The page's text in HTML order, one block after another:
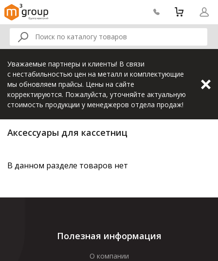
Уважаемые партнеры и клиенты! В связи
с нестабильностью цен на металл и комплектующие
мы обновляем прайсы. Цены на сайте
корректируются. Пожалуйста, уточняйте актуальную
стоимость продукции у менеджеров отдела продаж!
Аксессуары для кассетниц
В данном разделе товаров нет
Полезная информация
О компании